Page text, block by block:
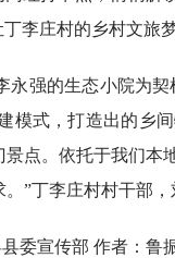
李庄村的乡村文旅
永强的生态小院为
模式，打造出的乡
景点。依托于我们本
”丁李庄村村干部，
县委宣传部 作者：鲁